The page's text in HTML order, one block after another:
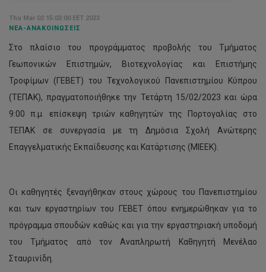
Thu Mar 02 15:03:00 EET 2023
ΝΈΑ-ΑΝΑΚΟΙΝΏΣΕΙΣ
Στo πλαίσιo του προγράμματος προβολής του Τμήματος
Γεωπονικών Επιστημών, Βιοτεχνολογίας και Επιστήμης
Τροφίμων (ΓΕΒΕΤ) του Τεχνολογικού Πανεπιστημίου Κύπρου
(ΤΕΠΑΚ), πραγματοποιήθηκε την Τετάρτη 15/02/2023 και ώρα
9:00 π.μ. επίσκεψη τριών καθηγητών της Πορτογαλίας στο
ΤΕΠΑΚ σε συνεργασία με τη Δημόσια Σχολή Ανώτερης
Επαγγελματικής Εκπαίδευσης και Κατάρτισης (ΜΙΕΕΚ).
Οι καθηγητές ξεναγήθηκαν στους χώρους του Πανεπιστημίου
και των εργαστηρίων του ΓΕΒΕΤ όπου ενημερώθηκαν για το
πρόγραμμα σπουδών καθώς και για την εργαστηριακή υποδομή
του Τμήματος από τον Αναπληρωτή Καθηγητή Μενέλαο
Σταυρινίδη.